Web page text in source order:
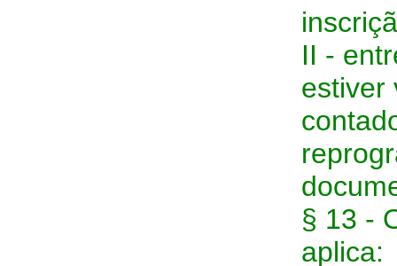
II -
estiver
§ 13 -
aplica: